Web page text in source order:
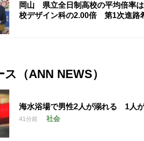
岡山 県立全日制高校の平均倍率
校デザイン科の2.00倍 第1次進路
（ANN NEWS）
海水浴場で男性2人が溺れる 1人
41分前 社会